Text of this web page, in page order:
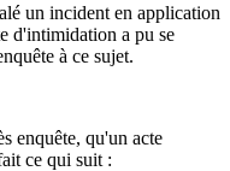
un incident en application
d'intimidation a pu se
à ce sujet.
enquête, qu'un acte
ce qui suit :